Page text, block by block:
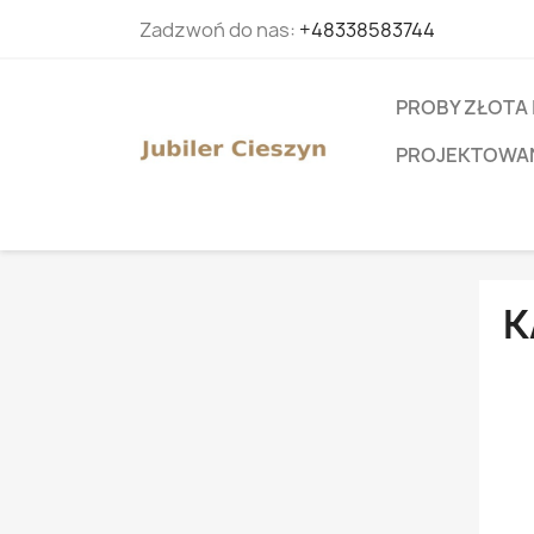
Zadzwoń do nas: +48338583744
PROBY ZŁOTA